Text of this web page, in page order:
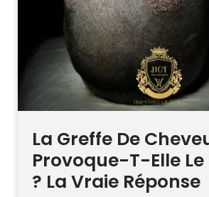
La Greffe De
Provoque-T-Elle
? La Vraie Réponse